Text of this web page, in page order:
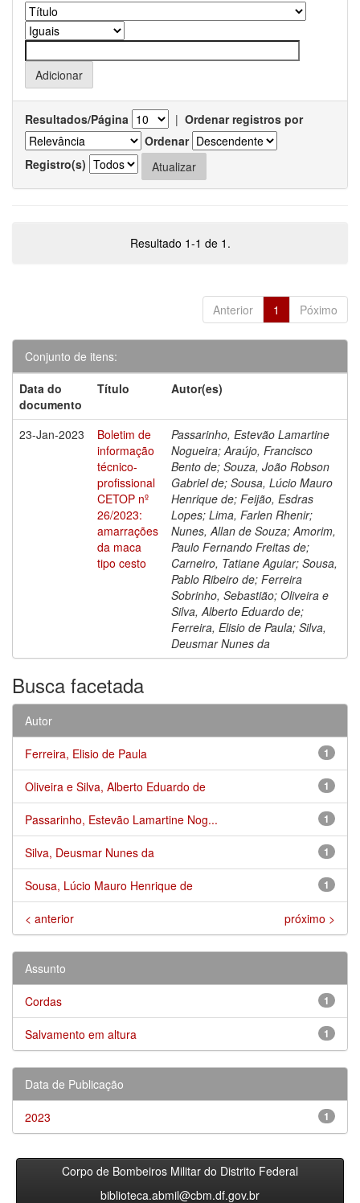
Resultados/Página | Ordenar registros por
Ordenar
Registro(s)
Resultado 1-1 de 1.
Anterior 1 Póximo
Conjunto de itens:
Data do
documento
Título Autor(es)
23-Jan-2023
Boletim de
informação
técnico-
profissional
CETOP nº
26/2023:
amarrações
da maca
tipo cesto
Passarinho, Estevão Lamartine
Nogueira; Araújo, Francisco
Bento de; Souza, João Robson
Gabriel de; Sousa, Lúcio Mauro
Henrique de; Feijão, Esdras
Lopes; Lima, Farlen Rhenir;
Nunes, Allan de Souza; Amorim,
Paulo Fernando Freitas de;
Carneiro, Tatiane Aguiar; Sousa,
Pablo Ribeiro de; Ferreira
Sobrinho, Sebastião; Oliveira e
Silva, Alberto Eduardo de;
Ferreira, Elisio de Paula; Silva,
Deusmar Nunes da
Busca facetada
Autor
1
Ferreira, Elisio de Paula
1
Oliveira e Silva, Alberto Eduardo de
1
Passarinho, Estevão Lamartine Nog...
1
Silva, Deusmar Nunes da
1
Sousa, Lúcio Mauro Henrique de
< anterior próximo >
Assunto
1
Cordas
1
Salvamento em altura
Data de Publicação
1
2023
Corpo de Bombeiros Militar do Distrito Federal
biblioteca.abmil@cbm.df.gov.br